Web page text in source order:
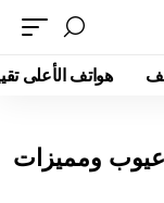
هواتف الأعلى
سعر ومواصفات فيفو ايكو Z11i عيوب ومميزات